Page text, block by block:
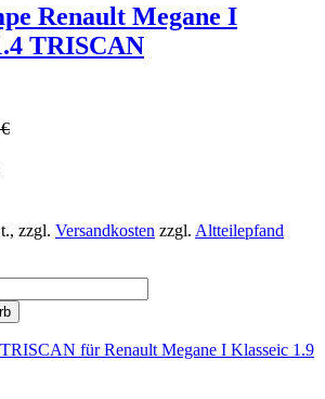
Renault Megane I
TRISCAN
, zzgl. Versandkosten zzgl. Altteilepfand